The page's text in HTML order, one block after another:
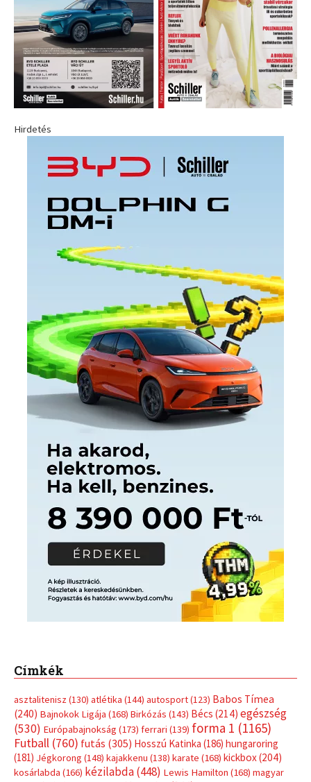
Hirdetés
Címkék
asztalitenisz (130) atlétika (144) autosport(123) Babos Tímea
(240) Bajnokok Ligája (168) Birkózás (143) Bécs (214) egészség
(530) Európabajnokság (173) ferrari (139) forma 1 (1165)
Futball (760) futás (305) Hosszú Katinka (186) hungaroring
(181) Jégkorong (148) kajakkenu (138) karate (168) kickbox(204)
kosárlabda (166) kézilabda(448) Lewis Hamilton (168) magyar